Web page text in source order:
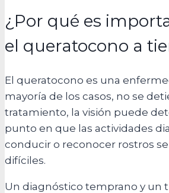
¿Por qué es
el queratocono a
El queratocono es una
mayoría de los casos, no se
tratamiento, la visión puede
punto en que las actividades
conducir o reconocer rostros
difíciles.
Un diagnóstico temprano y un